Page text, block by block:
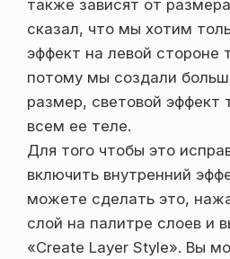
также зависят от
сказал, что мы хотим
эффект на левой стороне
потому мы создали
размер, световой эффект
всем ее теле.
Для того чтобы это
включить внутренний
можете сделать это,
слой на палитре слоев и
«Create Layer Style». Вы